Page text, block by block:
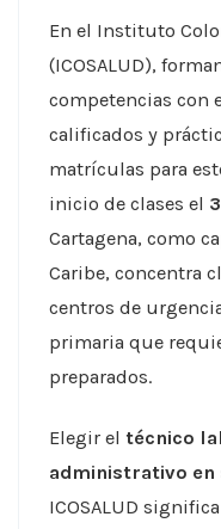
En el Instituto
(ICOSALUD),
competencias con
calificados y
matrículas para
inicio de clases el
Cartagena, como
Caribe, concentra
centros de
primaria que
preparados.
Elegir el técnico
administrativo en
ICOSALUD